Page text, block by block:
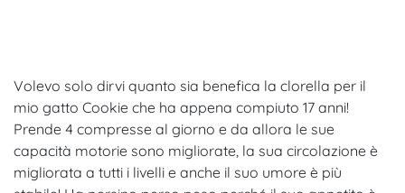
Volevo solo dirvi quanto sia benefica la clorella per il
mio gatto Cookie che ha appena compiuto 17 anni!
Prende 4 compresse al giorno e da allora le sue
capacità motorie sono migliorate, la sua circolazione è
migliorata a tutti i livelli e anche il suo umore è più